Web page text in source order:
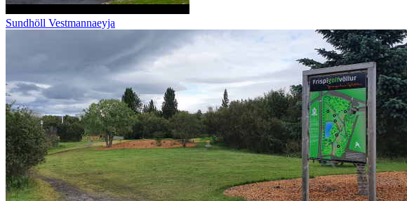
Sundhöll Vestmannaeyja